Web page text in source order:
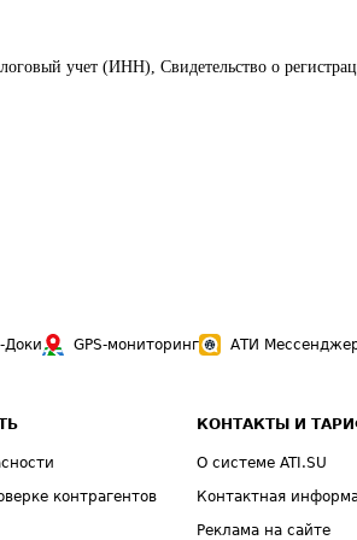
учет (ИНН), Свидетельство о
Доки GPS-мониторинг АТИ
контрагентов
КОНТАКТЫ И
О системе ATI.SU
Контактная
Реклама на сайте